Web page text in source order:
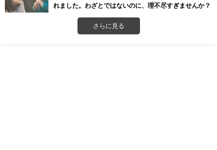
れました。わざとではないのに、理不尽すぎませんか？
さらに見る